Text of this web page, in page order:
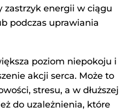
zastrzyk energii w ciągu
podczas uprawiania
poziom niepokoju i
akcji serca. Może to
stresu, a w dłuższej
do uzależnienia, które